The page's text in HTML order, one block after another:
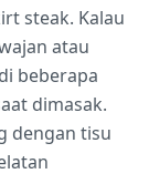
steak. Kalau
atau
beberapa
dimasak.
dengan tisu